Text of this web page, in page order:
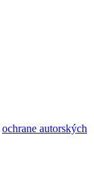
ochrane autorských